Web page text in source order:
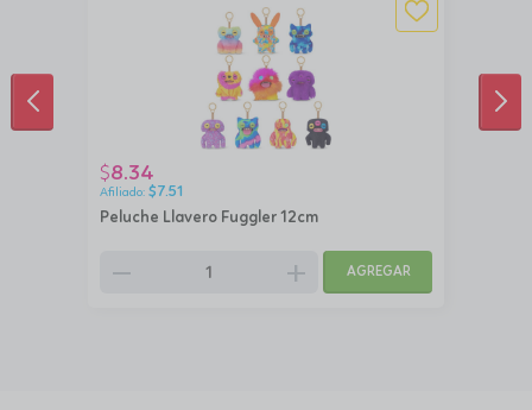
Peluche Llavero Fuggler 12cm
$8.34
$7.51
remove add AGREGAR
ANTERIOR